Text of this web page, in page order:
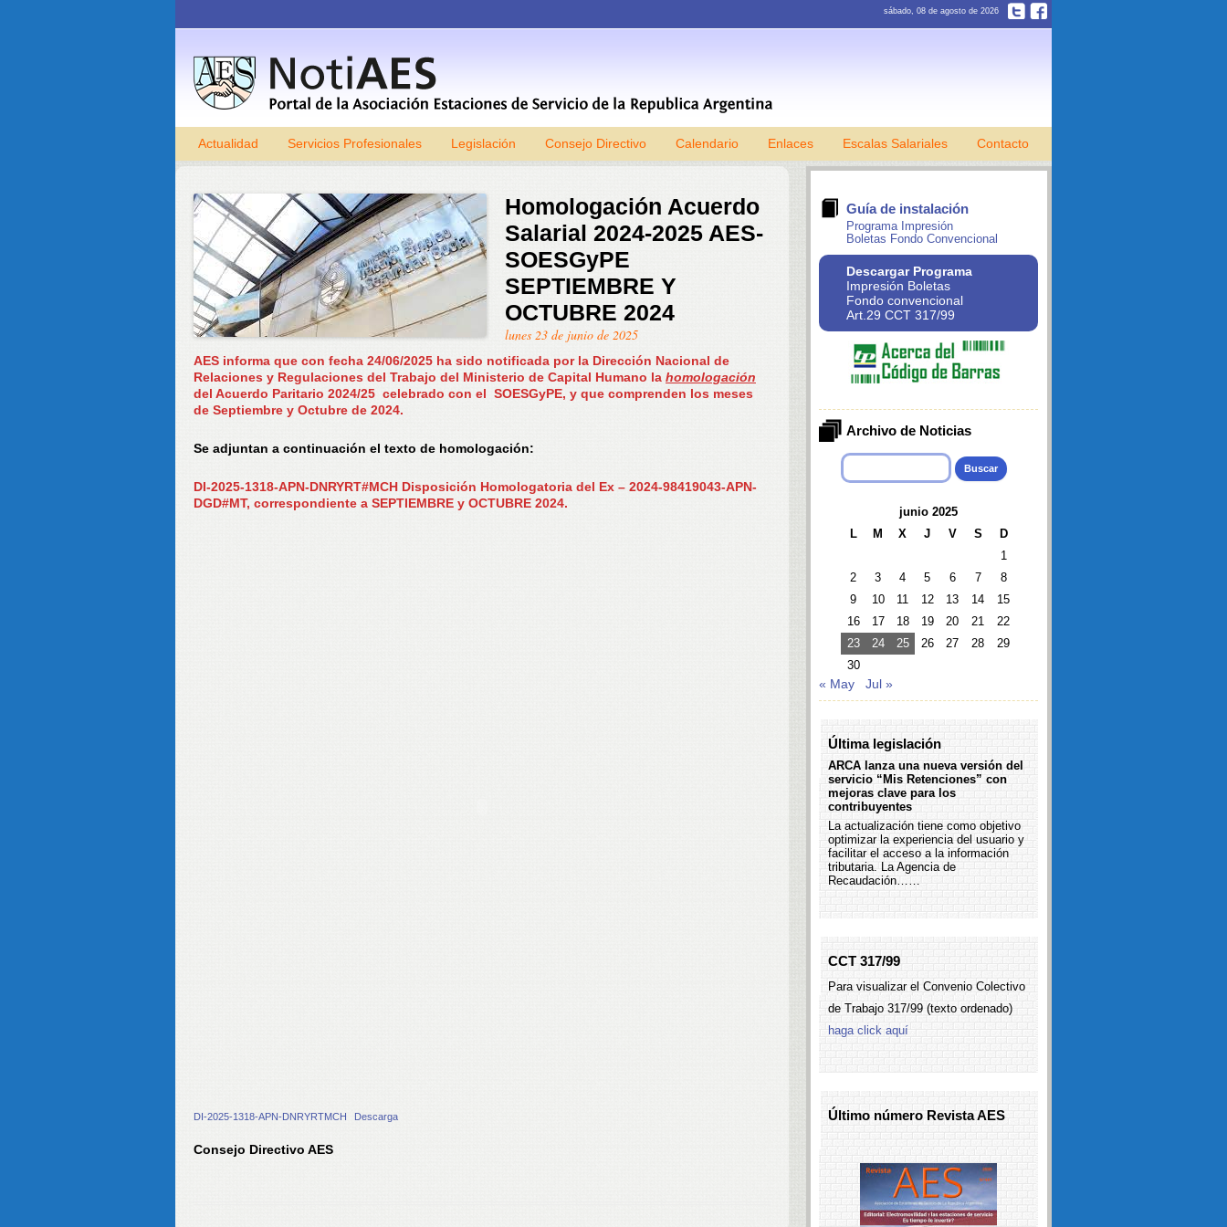
sábado, 08 de agosto de 2026
Skip to content
Actualidad Servicios Profesionales Legislación Consejo Directivo Calendario Enlaces Escalas Salariales Contacto
Homologación Acuerdo
Salarial 2024-2025 AES-
SOESGyPE
SEPTIEMBRE Y
OCTUBRE 2024
lunes 23 de junio de 2025
AES informa que con fecha 24/06/2025 ha sido notificada por la Dirección Nacional de
Relaciones y Regulaciones del Trabajo del Ministerio de Capital Humano la homologación
del Acuerdo Paritario 2024/25 celebrado con el SOESGyPE, y que comprenden los meses
de Septiembre y Octubre de 2024.
Se adjuntan a continuación el texto de homologación:
DI-2025-1318-APN-DNRYRT#MCH Disposición Homologatoria del Ex – 2024-98419043-APN-
DGD#MT, correspondiente a SEPTIEMBRE y OCTUBRE 2024.
DI-2025-1318-APN-DNRYRTMCH Descarga
Consejo Directivo AES
Guía de instalación
Programa Impresión
Boletas Fondo Convencional
Descargar Programa
Impresión Boletas
Fondo convencional
Art.29 CCT 317/99
Archivo de Noticias
Buscar:
junio 2025
L
M X J V S
D
1
2
3 4 5 6 7
8
9
10 11 12 13 14
15
16
17 18 19 20 21
22
23
24 25 26 27 28
29
30
« May Jul »
Última legislación
ARCA lanza una nueva versión del
servicio “Mis Retenciones” con
mejoras clave para los
contribuyentes
La actualización tiene como objetivo
optimizar la experiencia del usuario y
facilitar el acceso a la información
tributaria. La Agencia de
Recaudación……
CCT 317/99
Para visualizar el Convenio Colectivo
de Trabajo 317/99 (texto ordenado)
haga click aquí
Último número Revista AES